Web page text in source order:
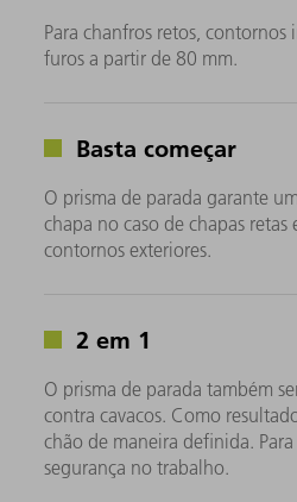
Para chanfros retos, contornos
furos a partir de 80 mm.
Basta começar
O prisma de parada garante
chapa no caso de chapas retas
contornos exteriores.
2 em 1
O prisma de parada também
contra cavacos. Como
chão de maneira definida.
segurança no trabalho.